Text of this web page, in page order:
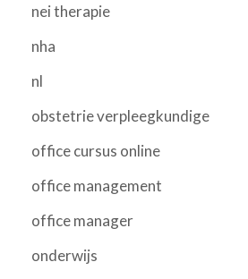
nei therapie
nha
nl
obstetrie verpleegkundige
office cursus online
office management
office manager
onderwijs